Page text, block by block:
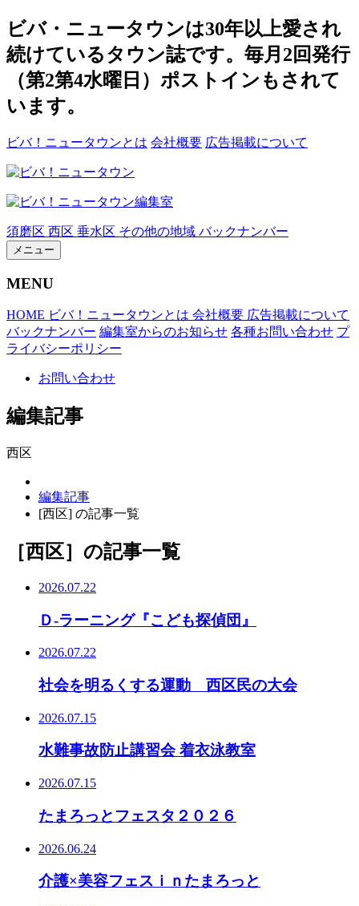
ビバ・ニュータウンは30年以上愛され
続けているタウン誌です。毎月2回発行
（第2第4水曜日）ポストインもされて
います。
ビバ！ニュータウンとは 会社概要 広告掲載について
須磨区 西区 垂水区 その他の地域 バックナンバー
メニュー
MENU
HOME ビバ！ニュータウンとは 会社概要 広告掲載について
バックナンバー 編集室からのお知らせ 各種お問い合わせ プ
ライバシーポリシー
お問い合わせ
編集記事
西区
編集記事
[西区] の記事一覧
［西区］ の記事一覧
2026.07.22
Ｄ-ラーニング『こども探偵団』
2026.07.22
社会を明るくする運動 西区民の大会
2026.07.15
水難事故防止講習会 着衣泳教室
2026.07.15
たまろっとフェスタ２０２６
2026.06.24
介護×美容フェスｉｎたまろっと